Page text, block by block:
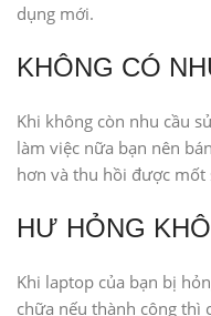
dụng mới.
KHÔNG CÓ
Khi không còn nhu cầu
làm việc nữa bạn nên
hơn và thu hồi được mốt
HƯ HỎNG
Khi laptop của bạn bị
chữa nếu thành công thì